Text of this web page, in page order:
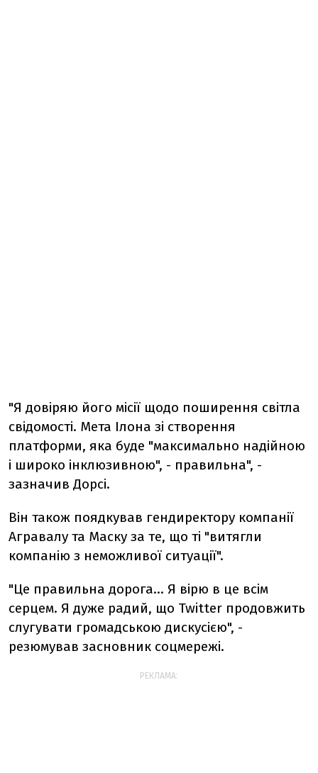
"Я довіряю його місії щодо поширення світла
свідомості. Мета Ілона зі створення
платформи, яка буде "максимально надійною
і широко інклюзивною", - правильна", -
зазначив Дорсі.
Він також поядкував гендиректору компанії
Агравалу та Маску за те, що ті "витягли
компанію з неможливої ​​ситуації".
"Це правильна дорога... Я вірю в це всім
серцем. Я дуже радий, що Twitter продовжить
слугувати громадською дискусією", -
резюмував засновник соцмережі.
РЕКЛАМА: